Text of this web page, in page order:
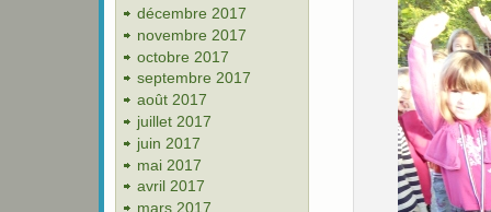
décembre 2017
novembre 2017
octobre 2017
septembre 2017
août 2017
juillet 2017
juin 2017
mai 2017
avril 2017
mars 2017